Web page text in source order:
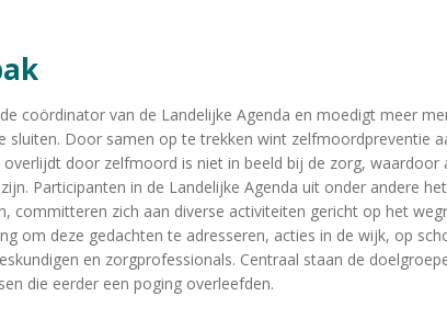
coördinator van de Landelijke Agenda en moedigt meer
sluiten. Door samen op te trekken wint zelfmoordpreventie
door zelfmoord is niet in beeld bij de zorg, waardoor
Participanten in de Landelijke Agenda uit onder andere
committeren zich aan diverse activiteiten gericht op het
om deze gedachten te adresseren, acties in de wijk, op
en zorgprofessionals. Centraal staan de
die eerder een poging overleefden.